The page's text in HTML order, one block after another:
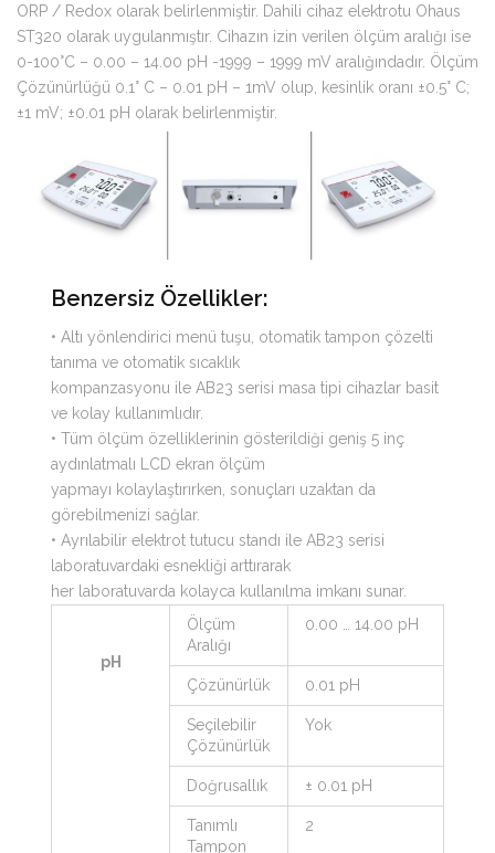
ORP / Redox olarak belirlenmiştir. Dahili cihaz elektrotu Ohaus
ST320 olarak uygulanmıştır. Cihazın izin verilen ölçüm aralığı ise
0-100°C – 0.00 – 14.00 pH -1999 – 1999 mV aralığındadır. Ölçüm
Çözünürlüğü 0.1° C – 0.01 pH – 1mV olup, kesinlik oranı ±0.5° C;
±1 mV; ±0.01 pH olarak belirlenmiştir.
Benzersiz Özellikler:
• Altı yönlendirici menü tuşu, otomatik tampon çözelti
tanıma ve otomatik sıcaklık
kompanzasyonu ile AB23 serisi masa tipi cihazlar basit
ve kolay kullanımlıdır.
• Tüm ölçüm özelliklerinin gösterildiği geniş 5 inç
aydınlatmalı LCD ekran ölçüm
yapmayı kolaylaştırırken, sonuçları uzaktan da
görebilmenizi sağlar.
• Ayrılabilir elektrot tutucu standı ile AB23 serisi
laboratuvardaki esnekliği arttırarak
her laboratuvarda kolayca kullanılma imkanı sunar.
pH
Ölçüm
Aralığı
0.00 … 14.00 pH
Çözünürlük 0.01 pH
Seçilebilir
Çözünürlük
Yok
Doğrusallık ± 0.01 pH
Tanımlı
Tampon
2